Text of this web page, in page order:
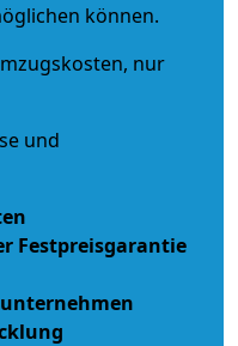
können.
nur
und
Festpreisgarantie